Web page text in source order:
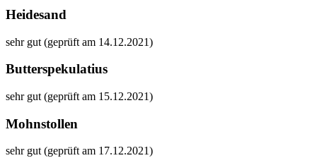
Heidesand
sehr gut (geprüft am 14.12.2021)
Butterspekulatius
sehr gut (geprüft am 15.12.2021)
Mohnstollen
sehr gut (geprüft am 17.12.2021)